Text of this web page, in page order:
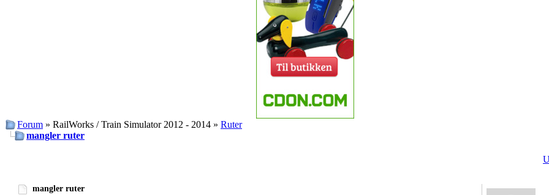
Forum » RailWorks / Train Simulator 2012 - 2014 » Ruter
mangler ruter
mangler ruter